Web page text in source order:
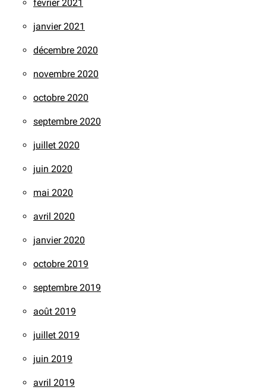
février 2021
janvier 2021
décembre 2020
novembre 2020
octobre 2020
septembre 2020
juillet 2020
juin 2020
mai 2020
avril 2020
janvier 2020
octobre 2019
septembre 2019
août 2019
juillet 2019
juin 2019
avril 2019